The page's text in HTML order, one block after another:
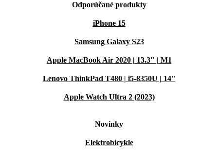
Odporúčané produkty
iPhone 15
Samsung Galaxy S23
Apple MacBook Air 2020 | 13.3" | M1
Lenovo ThinkPad T480 | i5-8350U | 14"
Apple Watch Ultra 2 (2023)
Novinky
Elektrobicykle